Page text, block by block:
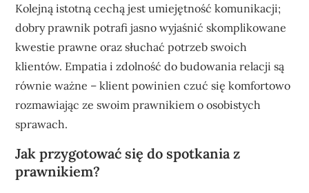
Kolejną istotną cechą jest umiejętność komunikacji;
dobry prawnik potrafi jasno wyjaśnić skomplikowane
kwestie prawne oraz słuchać potrzeb swoich
klientów. Empatia i zdolność do budowania relacji są
równie ważne – klient powinien czuć się komfortowo
rozmawiając ze swoim prawnikiem o osobistych
sprawach.
Jak przygotować się do spotkania z
prawnikiem?